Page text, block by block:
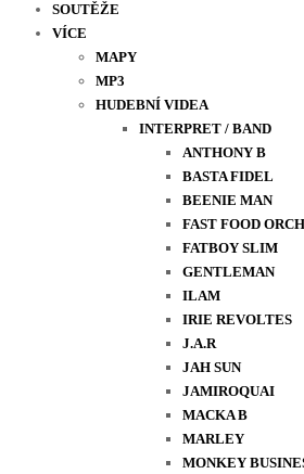
SOUTĚŽE
VÍCE
MAPY
MP3
HUDEBNÍ VIDEA
INTERPRET / BAND
ANTHONY B
BASTA FIDEL
BEENIE MAN
FAST FOOD
FATBOY SLIM
GENTLEMAN
ILAM
IRIE REVOLTES
J.A.R
JAH SUN
JAMIROQUAI
MACKA B
MARLEY
MONKEY